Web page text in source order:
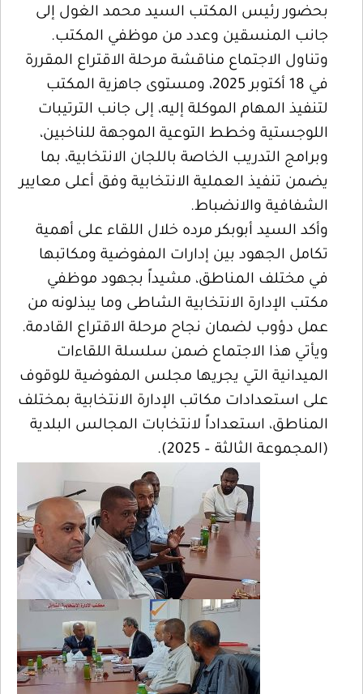
بحضور رئيس المكتب السيد محمد الغول إلى
جانب المنسقين وعدد من موظفي المكتب.
وتناول الاجتماع مناقشة مرحلة الاقتراع المقررة
في 18 أكتوبر 2025، ومستوى جاهزية المكتب
لتنفيذ المهام الموكلة إليه، إلى جانب الترتيبات
اللوجستية وخطط التوعية الموجهة للناخبين،
وبرامج التدريب الخاصة باللجان الانتخابية، بما
يضمن تنفيذ العملية الانتخابية وفق أعلى معايير
الشفافية والانضباط.
وأكد السيد أبوبكر مرده خلال اللقاء على أهمية
تكامل الجهود بين إدارات المفوضية ومكاتبها
في مختلف المناطق، مشيداً بجهود موظفي
مكتب الإدارة الانتخابية الشاطى وما يبذلونه من
عمل دؤوب لضمان نجاح مرحلة الاقتراع القادمة.
ويأتي هذا الاجتماع ضمن سلسلة اللقاءات
الميدانية التي يجريها مجلس المفوضية للوقوف
على استعدادات مكاتب الإدارة الانتخابية بمختلف
المناطق، استعداداً لانتخابات المجالس البلدية
(المجموعة الثالثة – 2025).